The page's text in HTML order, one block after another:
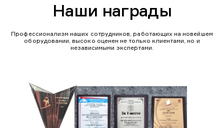
Наши награды
Профессионализм наших сотрудников, работающих на новейшем
оборудовании, высоко оценен не только клиентами, но и
независимыми экспертами.